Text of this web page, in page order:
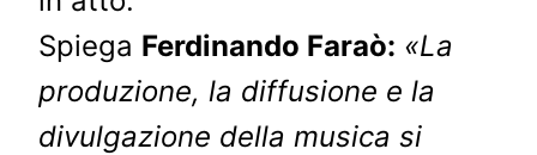
Spiega Ferdinando Faraò: «La
produzione, la diffusione e la
divulgazione della musica si